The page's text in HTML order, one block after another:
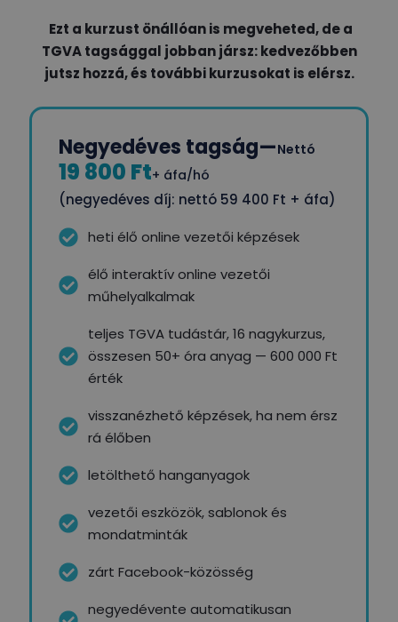
Ezt a kurzust önállóan is megveheted, de a
TGVA tagsággal jobban jársz: kedvezőbben
jutsz hozzá, és további kurzusokat is elérsz.
Negyedéves tagság—Nettó
19 800 Ft+ áfa/hó
(negyedéves díj: nettó 59 400 Ft + áfa)
heti élő online vezetői képzések
élő interaktív online vezetői
műhelyalkalmak
teljes TGVA tudástár, 16 nagykurzus,
összesen 50+ óra anyag — 600 000 Ft
érték
visszanézhető képzések, ha nem érsz
rá élőben
letölthető hanganyagok
vezetői eszközök, sablonok és
mondatminták
zárt Facebook-közösség
negyedévente automatikusan